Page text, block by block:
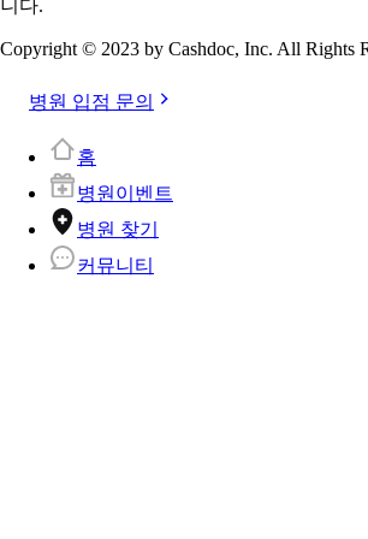
니다.
Copyright © 2023 by Cashdoc, Inc. All Rights
병원 입점 문의
홈
병원이벤트
병원 찾기
커뮤니티